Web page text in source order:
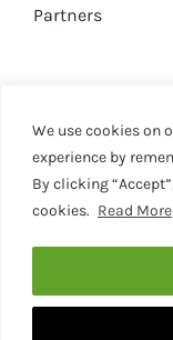
We use cookies on
experience by
By clicking
cookies. Read More
Partners
DA GUARDARE
Canale YouTube